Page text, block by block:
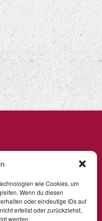
wie Cookies, um
Wenn du diesen
oder eindeutige IDs auf
erteilst oder zurückziehst,
werden.